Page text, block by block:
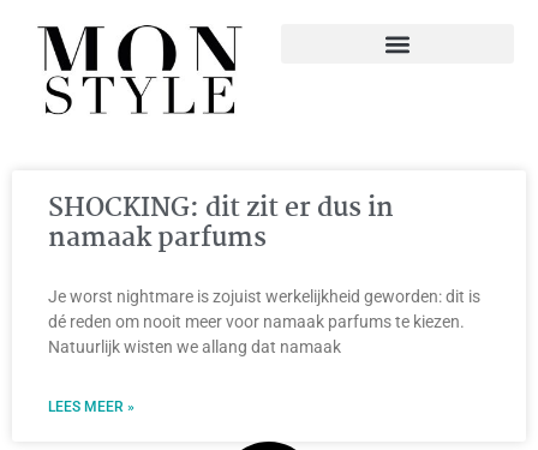
SHOCKING: dit zit er dus in
namaak parfums
Je worst nightmare is zojuist werkelijkheid geworden: dit is
dé reden om nooit meer voor namaak parfums te kiezen.
Natuurlijk wisten we allang dat namaak
LEES MEER »